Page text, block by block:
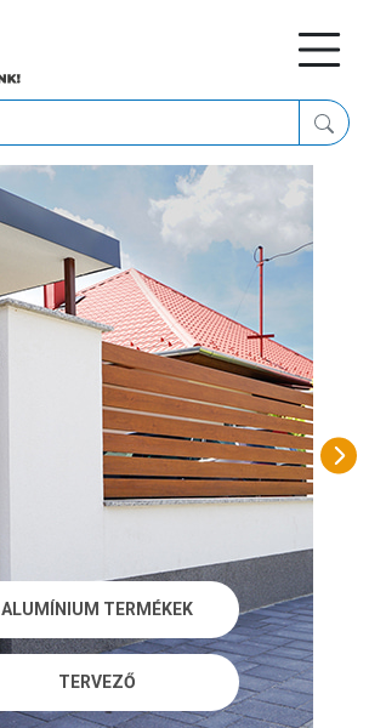
ALUMÍNIUM TERMÉKEK
TERVEZŐ